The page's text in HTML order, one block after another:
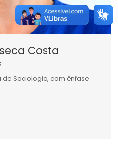
Costa
Sociologia, com ênfase